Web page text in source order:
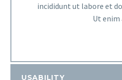
incididunt ut labore et
Ut enim
USABILITY